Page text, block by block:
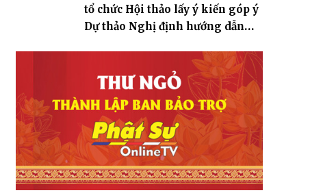
tổ chức Hội thảo lấy ý kiến góp ý
Dự thảo Nghị định hướng dẫn